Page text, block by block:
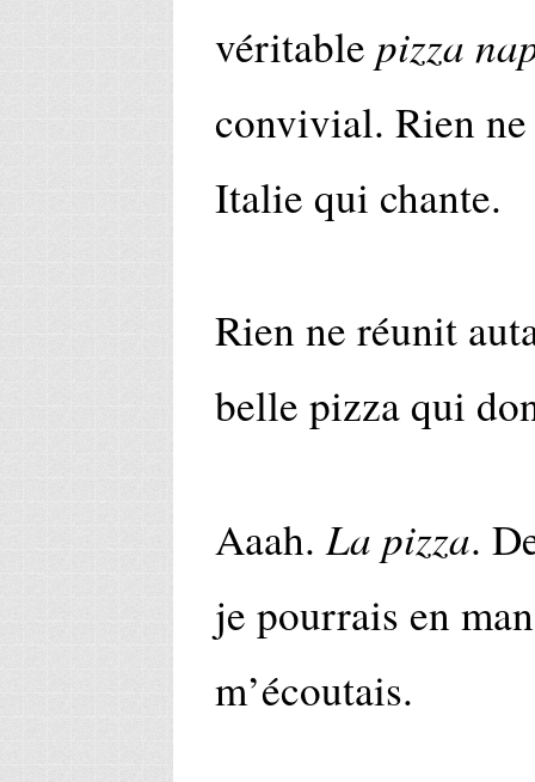
véritable pizza
convivial. Rien
Italie qui chante.
Rien ne réunit
belle pizza qui
Aaah.La pizza.
je pourrais en
m’écoutais.